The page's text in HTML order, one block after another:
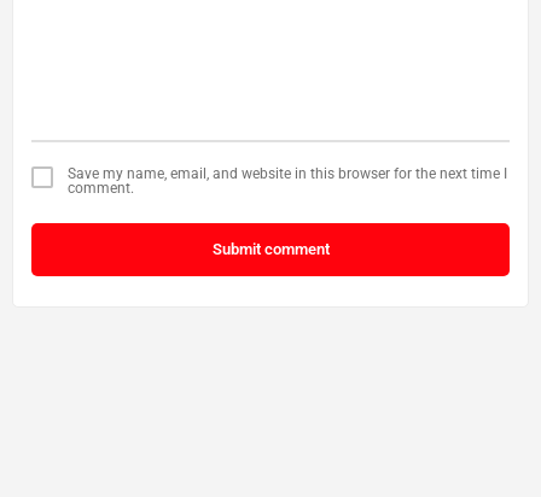
Save my name, email, and website in this browser for the next time I
comment.
Submit comment